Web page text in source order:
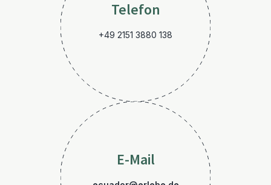
Telefon
+49 2151 3880 138
E-Mail